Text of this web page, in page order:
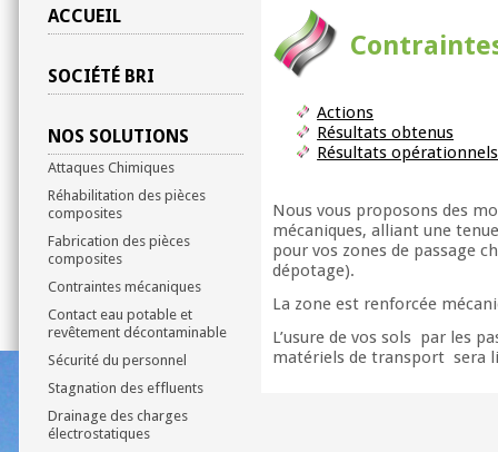
ACCUEIL
SOCIÉTÉ BRI
NOS SOLUTIONS
Attaques Chimiques
Réhabilitation des pièces
composites
Fabrication des pièces
composites
Contraintes mécaniques
Contact eau potable et
revêtement décontaminable
Sécurité du personnel
Stagnation des effluents
Drainage des charges
électrostatiques
Actions
Résultats obtenus
Résultats opérationnels
Nous vous proposons des
mécaniques, alliant une
pour vos zones de passage
dépotage).
La zone est renforcée
L’usure de vos sols par les
matériels de transport sera